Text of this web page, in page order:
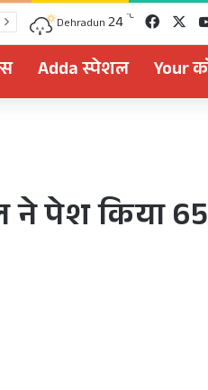
Dehradun 24 ℃
Adda स्पेशल Your
ने पेश किया